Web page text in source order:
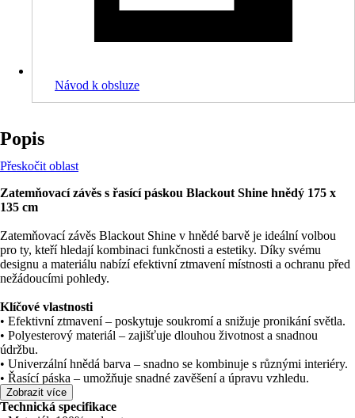
Návod k obsluze
Popis
Přeskočit oblast
Zatemňovací závěs s řasící páskou Blackout Shine hnědý 175 x
135 cm
Zatemňovací závěs Blackout Shine v hnědé barvě je ideální volbou
pro ty, kteří hledají kombinaci funkčnosti a estetiky. Díky svému
designu a materiálu nabízí efektivní ztmavení místnosti a ochranu před
nežádoucími pohledy.
Klíčové vlastnosti
• Efektivní ztmavení – poskytuje soukromí a snižuje pronikání světla.
• Polyesterový materiál – zajišťuje dlouhou životnost a snadnou
údržbu.
• Univerzální hnědá barva – snadno se kombinuje s různými interiéry.
• Řasící páska – umožňuje snadné zavěšení a úpravu vzhledu.
Technická specifikace
Zobrazit více